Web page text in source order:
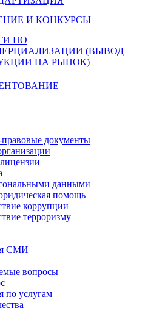
И КОНКУРСЫ
ПО
(ВЫВОД
НА РЫНОК)
документы
данными
помощь
коррупции
терроризму
СМИ
вопросы
по услугам